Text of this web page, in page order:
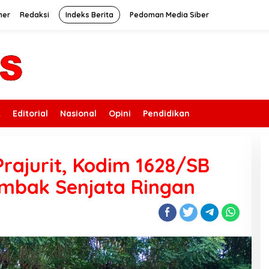
Redaksi Indeks Berita Pedoman Media Siber
Editorial Nasional Opini Pendidikan
Kodim 1628/SB
Senjata Ringan